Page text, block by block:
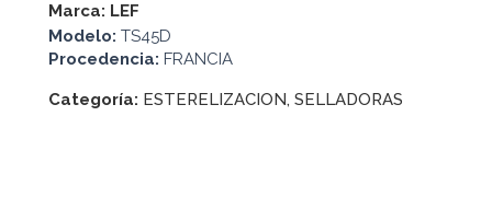
Marca: LEF
Modelo: TS45D
Procedencia: FRANCIA
Categoría: ESTERELIZACION, SELLADORAS